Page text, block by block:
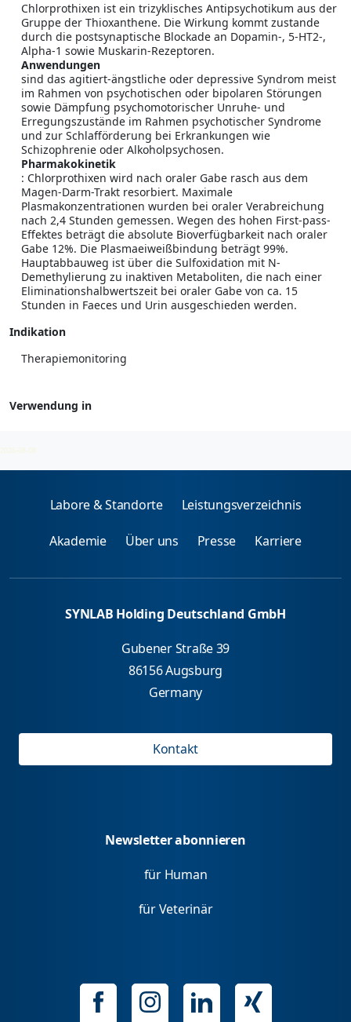
Chlorprothixen ist ein trizyklisches Antipsychotikum aus der
Gruppe der Thioxanthene. Die Wirkung kommt zustande
durch die postsynaptische Blockade an Dopamin-, 5-HT2-,
Alpha-1 sowie Muskarin-Rezeptoren.
Anwendungen
sind das agitiert-ängstliche oder depressive Syndrom meist
im Rahmen von psychotischen oder bipolaren Störungen
sowie Dämpfung psychomotorischer Unruhe- und
Erregungszustände im Rahmen psychotischer Syndrome
und zur Schlafförderung bei Erkrankungen wie
Schizophrenie oder Alkoholpsychosen.
Pharmakokinetik
: Chlorprothixen wird nach oraler Gabe rasch aus dem
Magen-Darm-Trakt resorbiert. Maximale
Plasmakonzentrationen wurden bei oraler Verabreichung
nach 2,4 Stunden gemessen. Wegen des hohen First-pass-
Effektes beträgt die absolute Bioverfügbarkeit nach oraler
Gabe 12%. Die Plasmaeiweißbindung beträgt 99%.
Hauptabbauweg ist über die Sulfoxidation mit N-
Demethylierung zu inaktiven Metaboliten, die nach einer
Eliminationshalbwertszeit bei oraler Gabe von ca. 15
Stunden in Faeces und Urin ausgeschieden werden.
Indikation
Therapiemonitoring
Verwendung in
2026-08-08
Labore & Standorte Leistungsverzeichnis
Akademie Über uns Presse Karriere
SYNLAB Holding Deutschland GmbH
Gubener Straße 39
86156 Augsburg
Germany
Kontakt
Newsletter abonnieren
für Human
für Veterinär